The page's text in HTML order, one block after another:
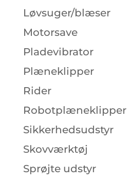
Løvsuger/blæser
Motorsave
Pladevibrator
Plæneklipper
Rider
Robotplæneklipper
Sikkerhedsudstyr
Skovværktøj
Sprøjte udstyr